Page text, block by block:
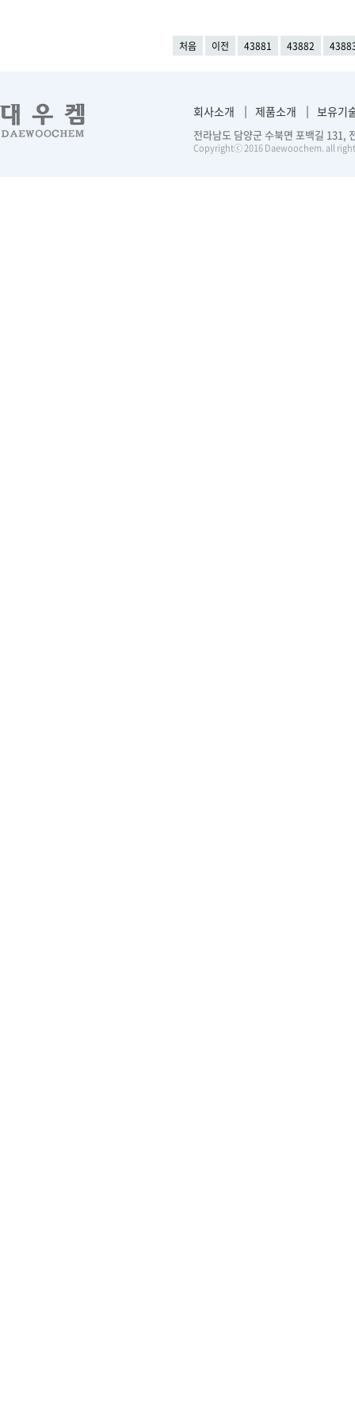
처음 이전 43881 43882
회사소개 제품소개 보유기
전라남도 담양군 수북면 포백길
Copyrightⓒ 2016 Daewoochem. all